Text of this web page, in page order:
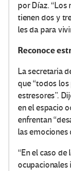
por Díaz.
tienen dos y
les da para
Reconoce
La secretaria
que “todos
estresores”.
en el espacio
enfrentan
las emociones
“En el caso